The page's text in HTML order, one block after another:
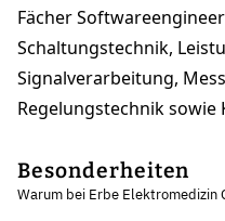
Fächer
Schaltungstechnik,
Signalverarbeitung,
Regelungstechnik
Besonderheiten
Warum bei Erbe Elektromedizin